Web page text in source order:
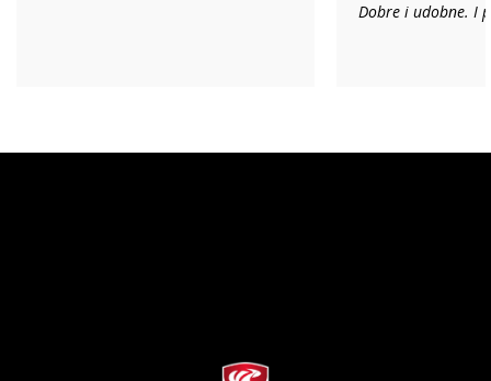
Dobre i udobne. I